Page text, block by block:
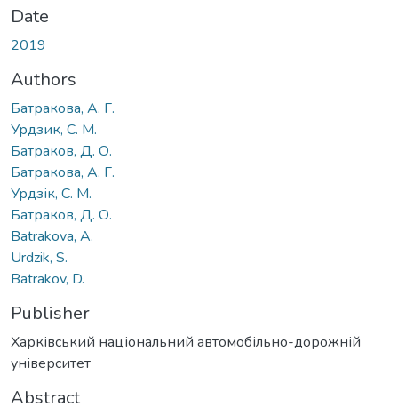
Date
2019
Authors
Батракова, А. Г.
Урдзик, С. М.
Батраков, Д. О.
Батракова, А. Г.
Урдзік, С. М.
Батраков, Д. О.
Batrakova, A.
Urdzik, S.
Batrakov, D.
Publisher
Харківський національний автомобільно-дорожній
університет
Abstract